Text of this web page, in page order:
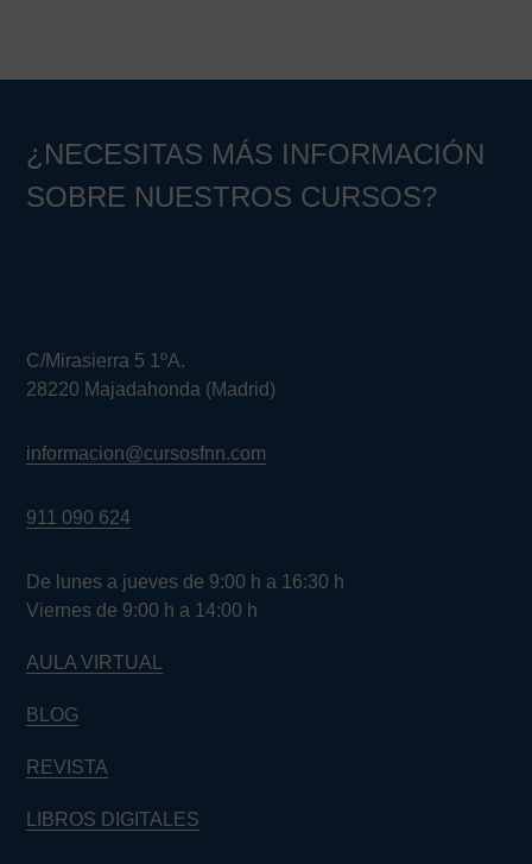
¿NECESITAS MÁS INFORMACIÓN
SOBRE NUESTROS CURSOS?
C/Mirasierra 5 1ºA.
28220 Majadahonda (Madrid)
informacion@cursosfnn.com
911 090 624
De lunes a jueves de 9:00 h a 16:30 h
Viernes de 9:00 h a 14:00 h
AULA VIRTUAL
BLOG
REVISTA
LIBROS DIGITALES